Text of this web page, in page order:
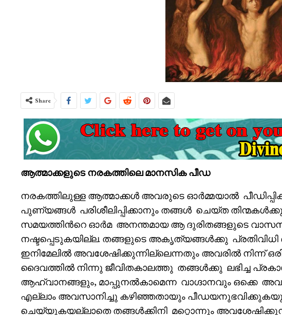
Share
ആത്മാക്കളുടെ നരകത്തിലെ മാനസിക പീഡ
നരകത്തിലുള്ള ആത്മാക്കൾ അവരുടെ ഓർമ്മയാൽ
പുണ്യങ്ങൾ പരിശീലിപ്പിക്കാനും തങ്ങൾ ചെയ്ത
സമയത്തിൻറെ ഓർമ അനന്തമായ ആ ദുരിതങ്ങളുടെ
നഷ്ടപ്പെടുകയില്ല. തങ്ങളുടെ അകൃത്യങ്ങൾക്കു
ഇനിമേലിൽ അവശേഷിക്കുന്നില്ലെന്നതും അവരിൽ നിന്ന്
ദൈവത്തിൽ നിന്നു ജീവിതകാലത്തു തങ്ങൾക്കു ലഭിച്ച
ആഹ്വാനങ്ങളും, മാപ്പുനൽകാമെന്ന വാഗ്ദാനവും ഒക്കെ
എല്ലാം അവസാനിച്ചു കഴിഞ്ഞതായും
ചെയ്യുകയല്ലാതെ തങ്ങൾക്കിനി മറ്റൊന്നും